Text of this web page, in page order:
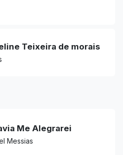
Teixeira de morais
Me Alegrarei
Messias